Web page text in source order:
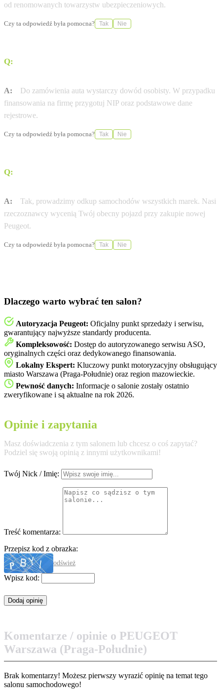
od renomowanych towarzystw ubezpieczeniowych.
Czy ta odpowiedź była pomocna? Tak Nie
Q:
A:
Do zamówienia auta wystarczy dowód osobisty. W przypadku
finansowania na firmę przygotuj NIP oraz podstawowe dane
rejestrowe.
Czy ta odpowiedź była pomocna? Tak Nie
Q:
A:
Tak, prowadzimy odkup samochodów wszystkich marek. Nasi
rzeczoznawcy wycenią Twój obecny pojazd przy zakupie nowej
Peugeot.
Czy ta odpowiedź była pomocna? Tak Nie
Dlaczego warto wybrać ten salon?
Autoryzacja Peugeot: Oficjalny punkt sprzedaży i serwisu,
gwarantujący najwyższe standardy producenta.
Kompleksowość: Dostęp do autoryzowanego serwisu ASO,
oryginalnych części oraz dedykowanego finansowania.
Lokalny Ekspert: Kluczowy punkt motoryzacyjny obsługujący
miasto Warszawa (Praga-Południe) oraz region mazowieckie.
Pewność danych: Informacje o salonie zostały ostatnio
zweryfikowane i są aktualne na rok 2026.
Opinie i zapytania
Masz doświadczenia z tym salonem lub chcesz o coś zapytać?
Podziel się swoją opinią z innymi użytkownikami!
Twój Nick / Imię:
Treść komentarza:
Przepisz kod z obrazka:
odśwież
Wpisz kod:
Komentarze / opinie o PEUGEOT
Warszawa (Praga-Południe)
Brak komentarzy! Możesz pierwszy wyrazić opinię na temat tego
salonu samochodowego!